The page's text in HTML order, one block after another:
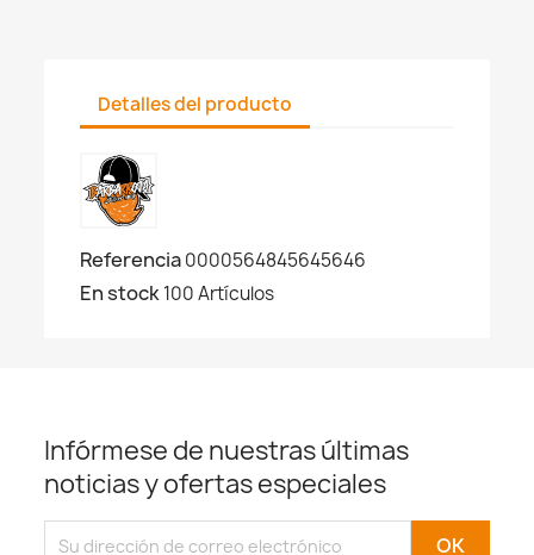
Detalles del producto
Referencia0000564845645646
En stock100 Artículos
Infórmese de nuestras últimas
noticias y ofertas especiales